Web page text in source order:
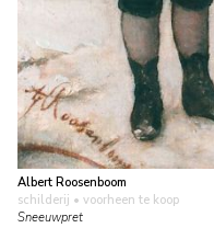
Albert Roosenboom
schilderij • voorheen te koop
Sneeuwpret